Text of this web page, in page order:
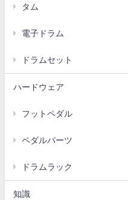
タム
電子ドラム
ドラムセット
ハードウェア
フットペダル
ペダルパーツ
ドラムラック
知識